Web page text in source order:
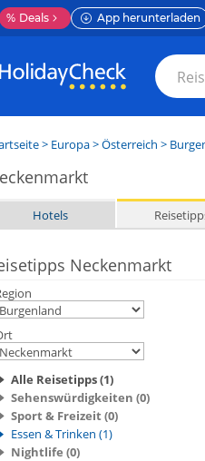
% Deals App herunterladen
> Europa>Österreich >
Hotels
Neckenmarkt
Alle Reisetipps (1)
Sehenswürdigkeiten (0)
Sport & Freizeit (0)
Essen & Trinken (1)
Nightlife (0)